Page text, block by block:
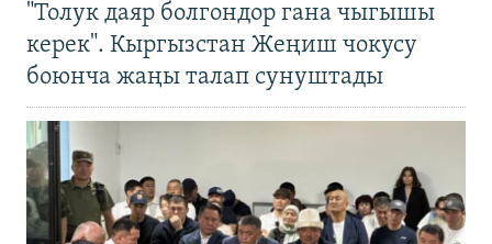
"Толук даяр болгондор гана чыгышы
керек". Кыргызстан Жеңиш чокусу
боюнча жаңы талап сунуштады